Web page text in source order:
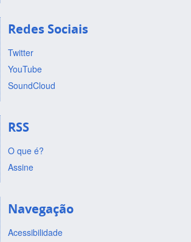
Redes Sociais
Twitter
YouTube
SoundCloud
RSS
O que é?
Assine
Navegação
Acessibilidade